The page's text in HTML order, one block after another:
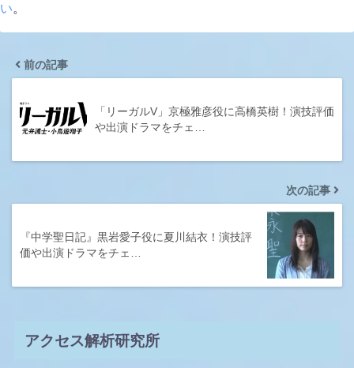
い。
前の記事
「リーガルV」京極雅彦役に高橋英樹！演技評価
や出演ドラマをチェ…
次の記事
『中学聖日記』黒岩愛子役に夏川結衣！演技評
価や出演ドラマをチェ…
アクセス解析研究所